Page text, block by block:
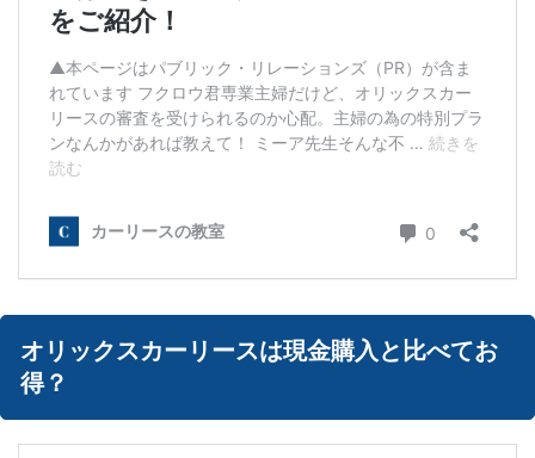
オリックスカーリースは現金購入と比べてお
得？